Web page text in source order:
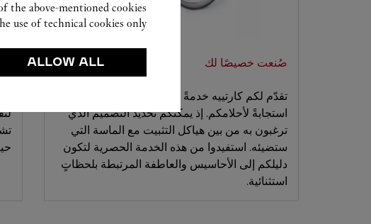
صُنعت خصيصًا لك
تقدّم لكم كارتييه خدمةً مصممةً خصيصًا تأتي
استجابةً لأحلامكم. إذ يمكنكم تحديد التصميم الذي
ترغبون به من بين هياكل التثبيت مع الماسة التي
ستضيئه. استفيدوا من هذه الخدمة الحصرية لتكون
دليلكم إلى الأحاسيس والعاطفة المرتبطة بلحظاتٍ
استثنائية.
the above-mentioned cookies.
use of technical cookies only.
ALLOW ALL